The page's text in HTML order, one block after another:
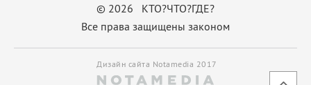
© 2026 КТО?ЧТО?ГДЕ?
Все права защищены законом
Дизайн сайта Notamedia 2017